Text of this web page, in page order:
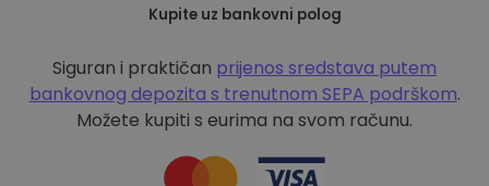
Kupite uz bankovni polog
Siguran i praktičan prijenos sredstava putem
bankovnog depozita s trenutnom SEPA podrškom.
Možete kupiti s eurima na svom računu.